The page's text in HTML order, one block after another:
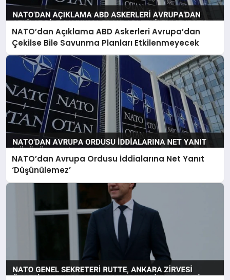
NATO’dan Açıklama ABD Askerleri Avrupa’dan
Çekilse Bile Savunma Planları Etkilenmeyecek
NATO’dan Avrupa Ordusu İddialarına Net Yanıt
‘Düşünülemez’